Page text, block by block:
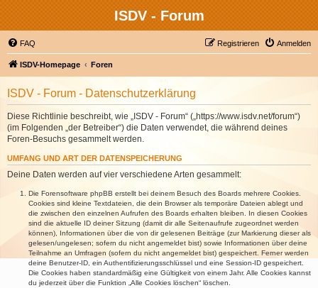
ISDV - Forum
FAQ Anmelden
Registrieren
ISDV-Homepage Foren
ISDV - Forum - Datenschutzerklärung
Diese Richtlinie beschreibt, wie „ISDV - Forum“ („https://www.isdv.net/forum“)
(im Folgenden „der Betreiber“) die Daten verwendet, die während deines
Foren-Besuchs gesammelt werden.
UMFANG UND ART DER DATENSPEICHERUNG
Deine Daten werden auf vier verschiedene Arten gesammelt:
Die Forensoftware phpBB erstellt bei deinem Besuch des Boards mehrere Cookies.
Cookies sind kleine Textdateien, die dein Browser als temporäre Dateien ablegt und
die zwischen den einzelnen Aufrufen des Boards erhalten bleiben. In diesen Cookies
sind die aktuelle ID deiner Sitzung (damit dir alle Seitenaufrufe zugeordnet werden
können), Informationen über die von dir gelesenen Beiträge (zur Markierung dieser als
gelesen/ungelesen; sofern du nicht angemeldet bist) sowie Informationen über deine
Teilnahme an Umfragen (sofern du nicht angemeldet bist) gespeichert. Ferner werden
deine Benutzer-ID, ein Authentifizierungsschlüssel und eine Session-ID gespeichert.
Die Cookies haben standardmäßig eine Gültigkeit von einem Jahr. Alle Cookies kannst
du jederzeit über die Funktion „Alle Cookies löschen“ löschen.